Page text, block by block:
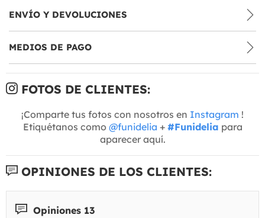
ENVÍO Y DEVOLUCIONES
MEDIOS DE PAGO
FOTOS DE CLIENTES:
¡Comparte tus fotos con nosotros en Instagram !
Etiquétanos como @funidelia + #Funidelia para
aparecer aquí.
OPINIONES DE LOS CLIENTES:
Opiniones 13